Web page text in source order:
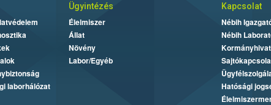
laborhálózat
Ügyintézés
Élelmiszer
Állat
Növény
Labor/Egyéb
Kapcsolat
Nébih
Nébih
Hatósági